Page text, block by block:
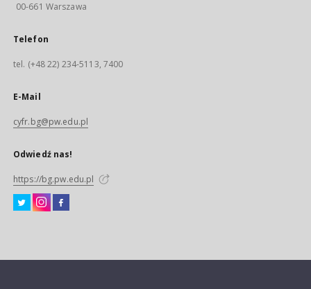
00-661 Warszawa
Telefon
tel. (+48 22) 234-5113, 7400
E-Mail
cyfr.bg@pw.edu.pl
Odwiedź nas!
https://bg.pw.edu.pl